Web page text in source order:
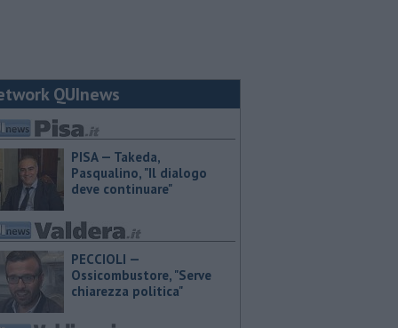
QUInews
PISA — Takeda,
Pasqualino, "Il dialogo
deve continuare"
PECCIOLI —
Ossicombustore, "Serve
chiarezza politica"